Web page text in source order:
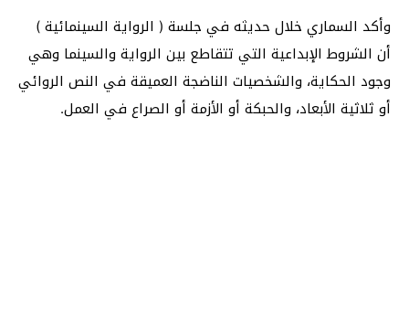
وأكد السماري خلال حديثه في جلسة ( الرواية السينمائية )
أن الشروط الإبداعية التي تتقاطع بين الرواية والسينما وهي
وجود الحكاية، والشخصيات الناضجة العميقة في النص الروائي
أو ثلاثية الأبعاد، والحبكة أو الأزمة أو الصراع في العمل.